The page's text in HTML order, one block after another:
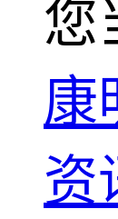
您
康
资